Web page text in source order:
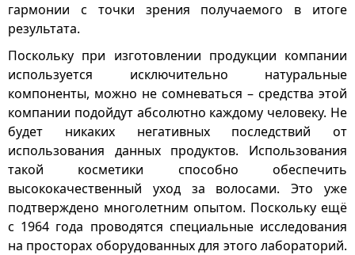
гармонии с точки зрения получаемого в итоге
результата.
Поскольку при изготовлении продукции компании
используется исключительно натуральные
компоненты, можно не сомневаться – средства этой
компании подойдут абсолютно каждому человеку. Не
будет никаких негативных последствий от
использования данных продуктов. Использования
такой косметики способно обеспечить
высококачественный уход за волосами. Это уже
подтверждено многолетним опытом. Поскольку ещё
с 1964 года проводятся специальные исследования
на просторах оборудованных для этого лабораторий.